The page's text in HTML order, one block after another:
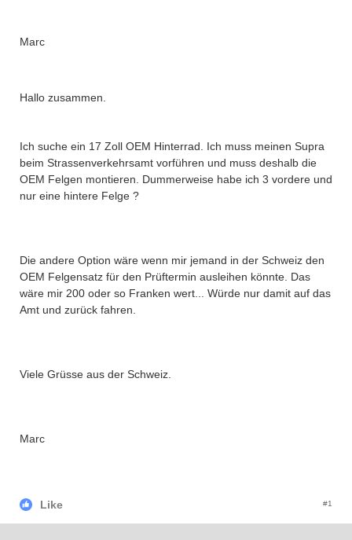
Marc
Hallo zusammen.
Ich suche ein 17 Zoll OEM Hinterrad. Ich muss meinen Supra
beim Strassenverkehrsamt vorführen und muss deshalb die
OEM Felgen montieren. Dummerweise habe ich 3 vordere und
nur eine hintere Felge ?
Die andere Option wäre wenn mir jemand in der Schweiz den
OEM Felgensatz für den Prüftermin ausleihen könnte. Das
wäre mir 200 oder so Franken wert... Würde nur damit auf das
Amt und zurück fahren.
Viele Grüsse aus der Schweiz.
Marc
Like #1